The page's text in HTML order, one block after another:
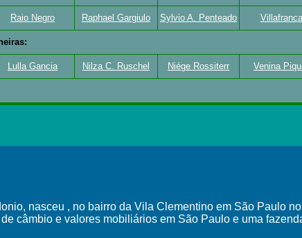
Raio Negro Raphael Gargiulo Sylvio A. Penteado Villafranca
Lulla Gancia Nilza C. Ruschel Niége Rossiterr Venina
nasceu , no bairro da Vila Clementino em São Paulo
câmbio e valores mobiliários em São Paulo e uma